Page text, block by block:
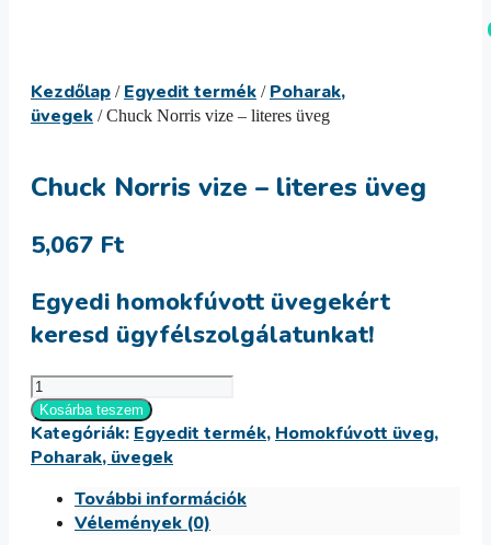
Kezdőlap / Egyedit termék / Poharak,
üvegek / Chuck Norris vize – literes üveg
Chuck Norris vize – literes üveg
5,067 Ft
Egyedi homokfúvott üvegekért
keresd ügyfélszolgálatunkat!
Chuck
Norris
vize
-
üveg
mennyiség
Kosárba teszem
Kategóriák: Egyedit termék, Homokfúvott üveg,
Poharak, üvegek
További információk
Vélemények (0)